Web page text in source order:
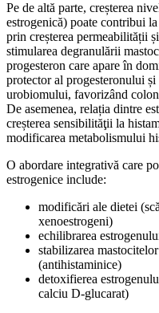
Pe de altă parte, creșterea
estrogenică) poate contribui
prin creșterea permeabilității
stimularea degranulării
progesteron care apare în
protector al progesteronului
urobiomului, favorizând
De asemenea, relația dintre
creșterea sensibilităţii la
modificarea metabolismului
O abordare integrativă care
estrogenice include:
modificări ale dietei
xenoestrogeni)
echilibrarea
stabilizarea
(antihistaminice)
detoxifierea
calciu D-glucarat)